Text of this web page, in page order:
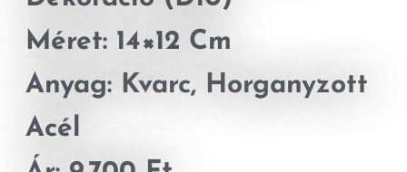
Méret: 14×12 Cm
Anyag: Kvarc, Horganyzott
Acél